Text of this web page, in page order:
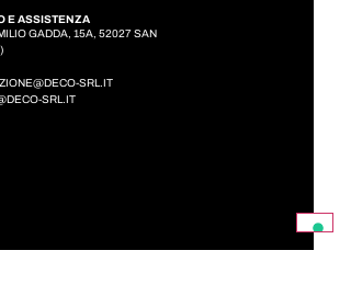
E ASSISTENZA
GADDA, 15A, 52027 SAN
SRL.IT
SRL.IT